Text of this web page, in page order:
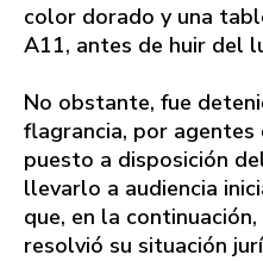
color dorado y una
A11, antes de huir del
No obstante, fue
flagrancia, por agentes
puesto a disposición
llevarlo a audiencia
que, en la
resolvió su situación